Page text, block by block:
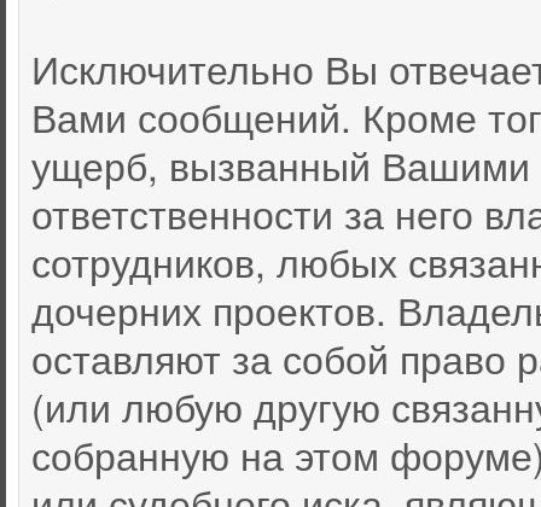
Исключительно Вы
Вами сообщений. Кроме
ущерб, вызванный Вашими
ответственности за него
сотрудников, любых
дочерних проектов.
оставляют за собой
(или любую другую
собранную на этом